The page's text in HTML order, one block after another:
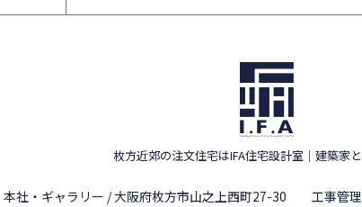
枚方近郊の注文住宅はIFA住宅設計室 ｜ 建築家
本社・ギャラリー / 大阪府枚方市山之上西町27-30 工事管